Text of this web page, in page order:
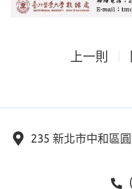
上一則
235 新北市中和區